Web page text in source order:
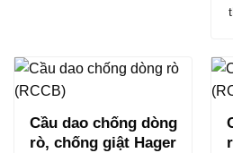
Cầu dao chống dòng
rò, chống giật Hager